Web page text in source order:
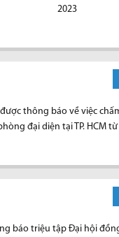
2023
được thông báo về việc
đại diện tại TP. HCM từ
báo triệu tập Đại hội